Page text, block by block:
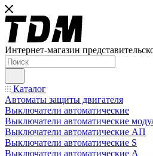
Интернет-магазин
Каталог
Автоматы защиты двигателя
Выключатели автоматические
Выключатели автоматические
Выключатели автоматические АП
Выключатели автоматические S
Выключатели автоматические А